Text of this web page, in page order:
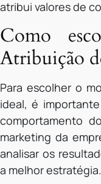
atribui valores de
Como
Atribuição
Para escolher o
ideal, é
comportamento
marketing da
analisar os
a melhor estratégia.